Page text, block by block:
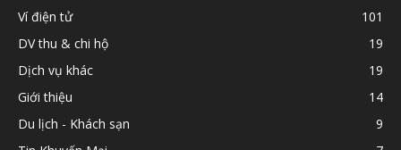
Ví điện tử
101
DV thu & chi hộ
19
Dịch vụ khác
19
Giới thiệu
14
Du lịch - Khách sạn
9